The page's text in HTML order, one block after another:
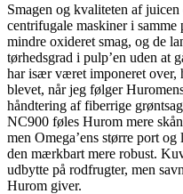
Smagen og kvaliteten af
centrifugale maskiner i
mindre oxideret smag, og de
tørhedsgrad i pulp’en uden at
har især været imponeret over,
blevet, når jeg følger
håndtering af fiberrige
NC900 føles Hurom mere
men Omega’ens større port
den mærkbart mere robust.
udbytte på rodfrugter, men
Hurom giver.